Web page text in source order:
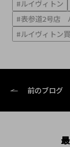
#ルイヴィトン
#表参道2号店
#ルイヴィトン
前のブログ